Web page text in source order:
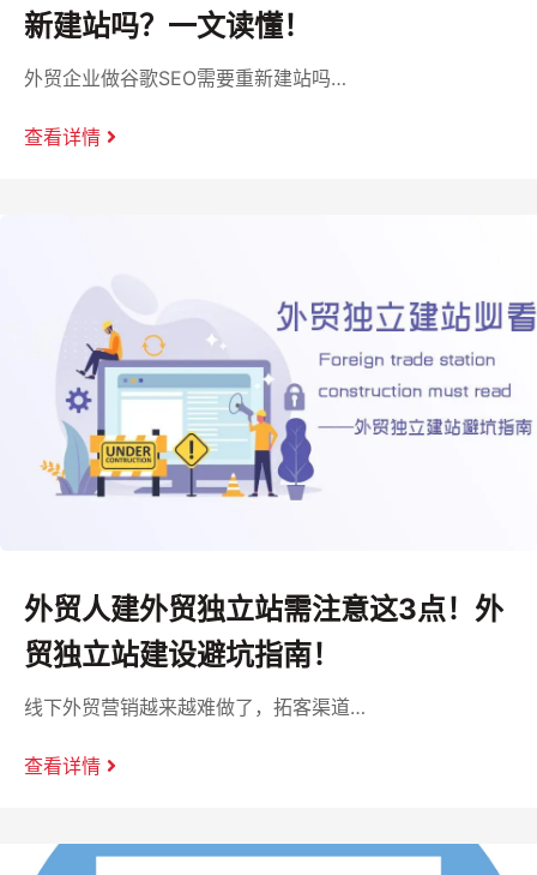
新建站吗？一文读懂！
外贸企业做谷歌SEO需要重新建站吗…
查看详情
外贸人建外贸独立站需注意这3点！外
贸独立站建设避坑指南！
线下外贸营销越来越难做了，拓客渠道…
查看详情